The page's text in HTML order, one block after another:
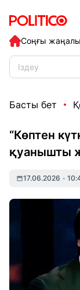
Соңғы
Басты бет
“Көптен
қуанышты
17.06.2026 •